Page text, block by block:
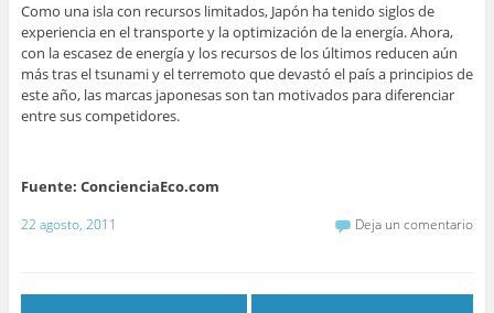
Como una isla con recursos limitados, Japón ha tenido siglos de
experiencia en el transporte y la optimización de la energía. Ahora,
con la escasez de energía y los recursos de los últimos reducen aún
más tras el tsunami y el terremoto que devastó el país a principios de
este año, las marcas japonesas son tan motivados para diferenciar
entre sus competidores.
Fuente: ConcienciaEco.com
22 agosto, 2011 Deja un comentario